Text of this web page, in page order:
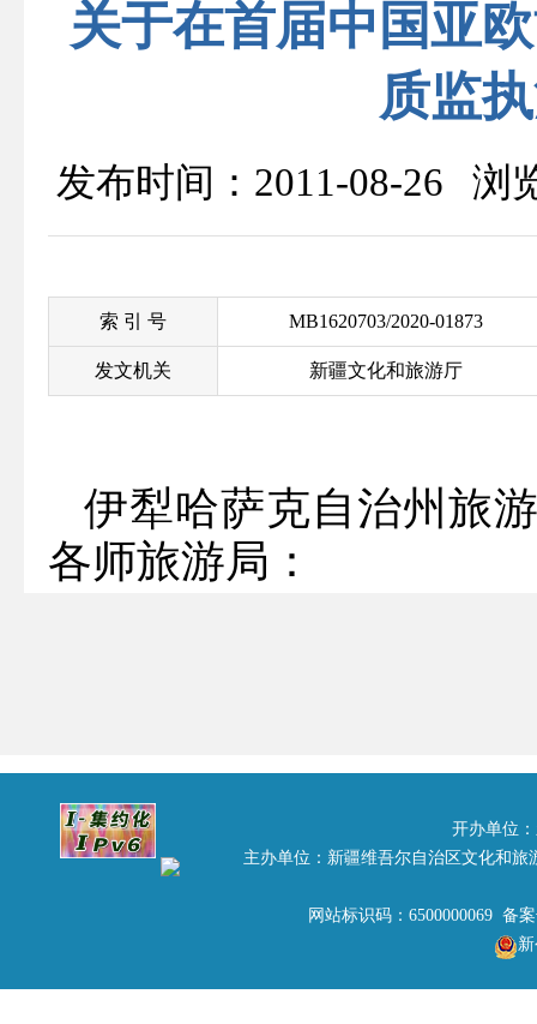
关于在首届中国亚
质监
发布时间：2011-08-26 浏
索 引 号 MB1620703/2020-01873
发文机关 新疆文化和旅游厅
伊犁哈萨克自治州旅
各师旅游局：
全区旅游行业监管重点
号）的总体要求，结合
中国-亚欧博览会旅游
季期间的质监执法工作
局、兵团旅游局将于近
开办单位
主办单位：新疆维吾尔自治区文化和
网站标识码：6500000069 备